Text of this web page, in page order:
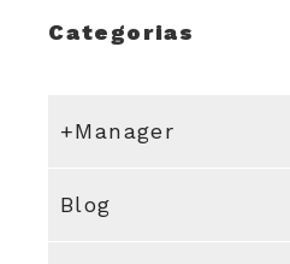
Categorias
+Manager
Blog